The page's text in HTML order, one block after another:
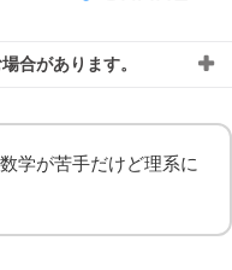
合があります。
学が苦手だけど理系に